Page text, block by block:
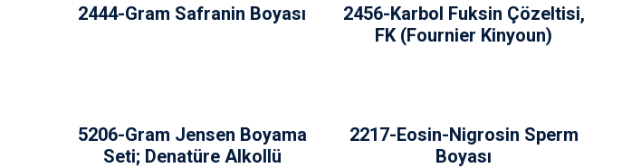
2444-Gram Safranin Boyası
2456-Karbol Fuksin Çözeltisi,
FK (Fournier Kinyoun)
5206-Gram Jensen Boyama
Seti; Denatüre Alkollü
2217-Eosin-Nigrosin Sperm
Boyası